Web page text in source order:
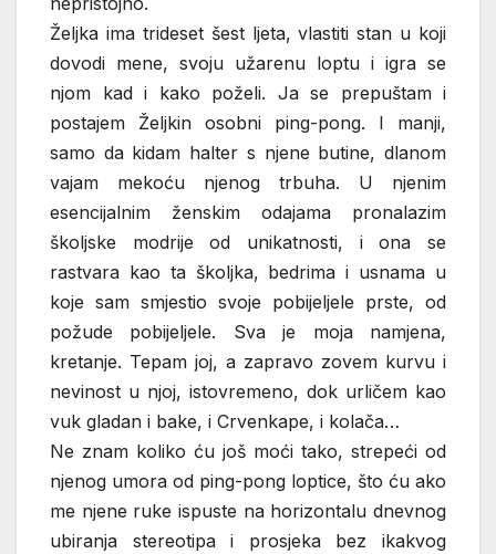
Željka ima trideset šest ljeta, vlastiti stan u koji
dovodi mene, svoju užarenu loptu i igra se
njom kad i kako poželi. Ja se prepuštam i
postajem Željkin osobni ping-pong. I manji,
samo da kidam halter s njene butine, dlanom
vajam mekoću njenog trbuha. U njenim
esencijalnim ženskim odajama pronalazim
školjske modrije od unikatnosti, i ona se
rastvara kao ta školjka, bedrima i usnama u
koje sam smjestio svoje pobijeljele prste, od
požude pobijeljele. Sva je moja namjena,
kretanje. Tepam joj, a zapravo zovem kurvu i
nevinost u njoj, istovremeno, dok urličem kao
vuk gladan i bake, i Crvenkape, i kolača…
Ne znam koliko ću još moći tako, strepeći od
njenog umora od ping-pong loptice, što ću ako
me njene ruke ispuste na horizontalu dnevnog
ubiranja stereotipa i prosjeka bez ikakvog